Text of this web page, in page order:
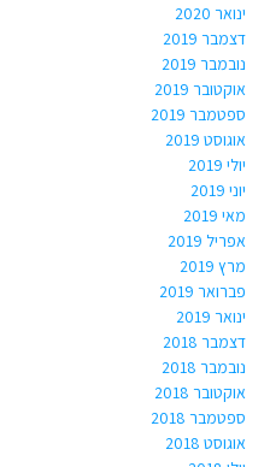
ינואר 2020
דצמבר 2019
נובמבר 2019
אוקטובר 2019
ספטמבר 2019
אוגוסט 2019
יולי 2019
יוני 2019
מאי 2019
אפריל 2019
מרץ 2019
פברואר 2019
ינואר 2019
דצמבר 2018
נובמבר 2018
אוקטובר 2018
ספטמבר 2018
אוגוסט 2018